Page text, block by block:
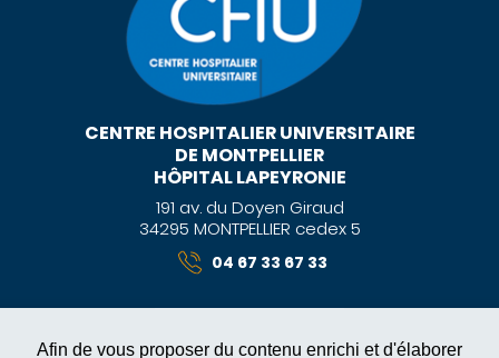
Afin de vous proposer du contenu enrichi et d'élaborer
CENTRE HOSPITALIER UNIVERSITAIRE
DE MONTPELLIER
HÔPITAL LAPEYRONIE
191 av. du Doyen Giraud
34295 MONTPELLIER cedex 5
04 67 33 67 33